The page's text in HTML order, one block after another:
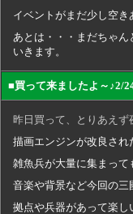
イベントがまだ少し空
あとは・・・まだちゃ
いきます。
■買って来ましたよ～♪2/
昨日買って、とりあえず
描画エンジンが改良さ
雑魚兵が大量に集まっ
音楽や背景など今回の
拠点や兵器があって楽